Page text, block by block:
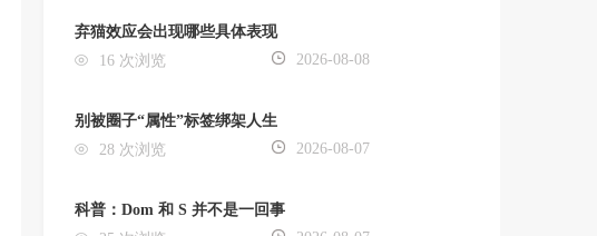
弃猫效应会出现哪些具体表现
16 次浏览
2026-08-08
别被圈子“属性”标签绑架人生
28 次浏览
2026-08-07
科普：Dom 和 S 并不是一回事